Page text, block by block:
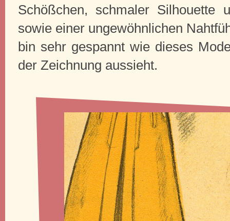
Schößchen, schmaler Silhouette
sowie einer ungewöhnlichen
bin sehr gespannt wie dieses
der Zeichnung aussieht.